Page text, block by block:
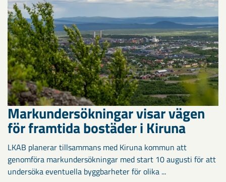
Markundersökningar visar vägen
för framtida bostäder i Kiruna
LKAB planerar tillsammans med Kiruna kommun att
genomföra markundersökningar med start 10 augusti för att
undersöka eventuella byggbarheter för olika ...